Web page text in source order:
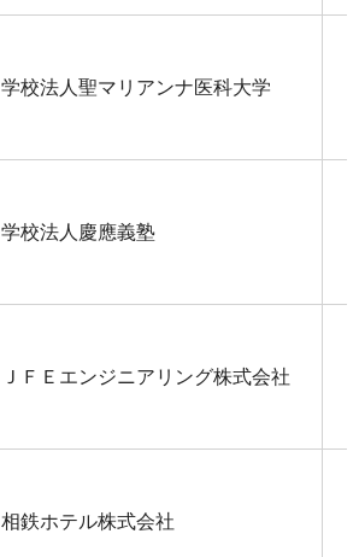
学校法人聖マリアンナ医科大学
学校法人慶應義塾
ＪＦＥエンジニアリング株式会社
相鉄ホテル株式会社